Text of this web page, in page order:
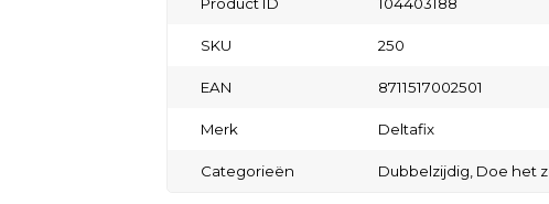
SKU 250
EAN 8711517002501
Merk Deltafix
Categorieën Dubbelzijdig, Doe het